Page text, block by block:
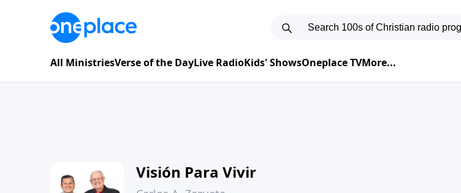
All MinistriesVerse of the DayLive RadioKids' ShowsOneplace TVMore...
Visión Para Vivir